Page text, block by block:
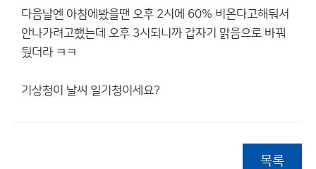
다음날엔 아침에봤을땐 오후 2시에 60% 비온다고해둬서
안나가려고했는데 오후 3시되니까 갑자기 맑음으로 바꿔
뒀더라 ㅋㅋ
기상청이 날씨 일기청이세요?
목록